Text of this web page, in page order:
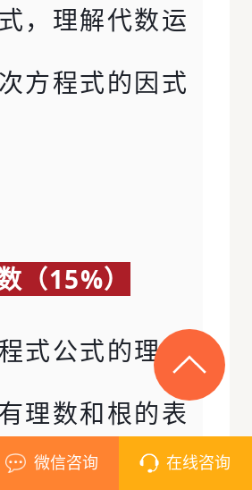
，理解代数运
方程式的因式
（15%）
式公式的理解
理数和根的表
对值等式和不
微信咨询 在线咨询